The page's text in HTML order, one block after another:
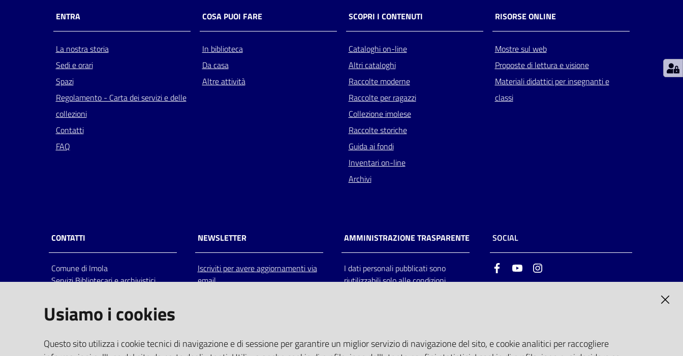
ENTRA
La nostra storia
Sedi e orari
Spazi
Regolamento - Carta dei servizi e delle
collezioni
Contatti
FAQ
COSA PUOI FARE
In biblioteca
Da casa
Altre attività
SCOPRI I CONTENUTI
Cataloghi on-line
Altri cataloghi
Raccolte moderne
Raccolte per ragazzi
Collezione imolese
Raccolte storiche
Guida ai fondi
Inventari on-line
Archivi
RISORSE ONLINE
Mostre sul web
Proposte di lettura e visione
Materiali didattici per insegnanti e
classi
CONTATTI
Comune di Imola
Servizi Bibliotecari e archivistici
Italia
centralino: tel 0542.6026.36 fax
bim@comune.imola.bo.it
PEC
NEWSLETTER
Iscriviti per avere aggiornamenti via
email
AMMINISTRAZIONE TRASPARENTE
I dati personali pubblicati sono
riutilizzabili solo alle condizioni
SOCIAL
FacebookYoutube
Usiamo i cookies
Questo sito utilizza i cookie tecnici di navigazione e di sessione per garantire un miglior servizio di navigazione del sito, e cookie analitici per raccogliere